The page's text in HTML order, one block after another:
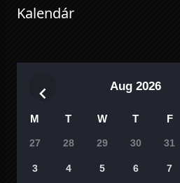
Kalendár
Aug 2026
M T W T F
27 28 29 30 31
3 4 5 6 7